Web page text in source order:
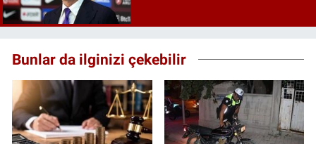
Bunlar da ilginizi çekebilir